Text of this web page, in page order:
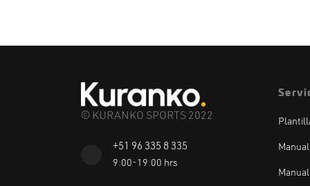
© KURANKO SPORTS 2022
+51 96 335 8 335
9:00-19:00 hrs